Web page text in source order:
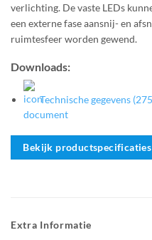
verlichting. De vaste LEDs
een externe fase aansnij- en
ruimtesfeer worden gewend.
Downloads:
Technische gegevens
Bekijk productspecificaties
Extra Informatie